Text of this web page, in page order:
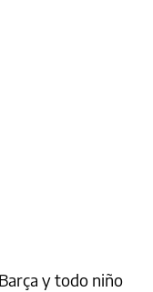
y todo niño